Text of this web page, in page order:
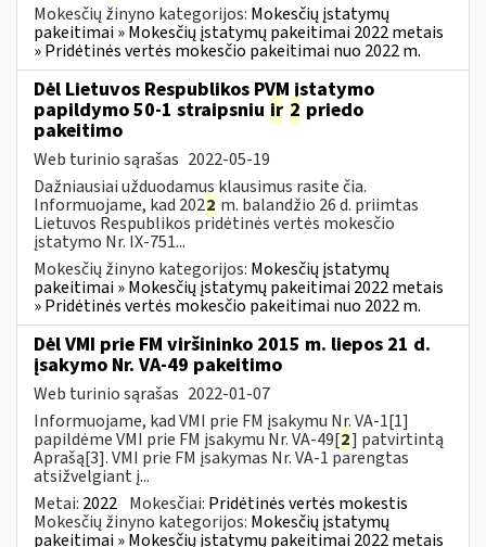
Mokesčių žinyno kategorijos: Mokesčių įstatymų
pakeitimai » Mokesčių įstatymų pakeitimai 2022 metais
» Pridėtinės vertės mokesčio pakeitimai nuo 2022 m.
Dėl Lietuvos Respublikos PVM įstatymo
papildymo 50-1 straipsniu ir 2 priedo
pakeitimo
Web turinio sąrašas 2022-05-19
Dažniausiai užduodamus klausimus rasite čia.
Informuojame, kad 2022 m. balandžio 26 d. priimtas
Lietuvos Respublikos pridėtinės vertės mokesčio
įstatymo Nr. IX-751...
Mokesčių žinyno kategorijos: Mokesčių įstatymų
pakeitimai » Mokesčių įstatymų pakeitimai 2022 metais
» Pridėtinės vertės mokesčio pakeitimai nuo 2022 m.
Dėl VMI prie FM viršininko 2015 m. liepos 21 d.
įsakymo Nr. VA-49 pakeitimo
Web turinio sąrašas 2022-01-07
Informuojame, kad VMI prie FM įsakymu Nr. VA-1[1]
papildėme VMI prie FM įsakymu Nr. VA-49[2] patvirtintą
Aprašą[3]. VMI prie FM įsakymas Nr. VA-1 parengtas
atsižvelgiant į...
Metai: 2022 Mokesčiai: Pridėtinės vertės mokestis
Mokesčių žinyno kategorijos: Mokesčių įstatymų
pakeitimai » Mokesčių įstatymų pakeitimai 2022 metais